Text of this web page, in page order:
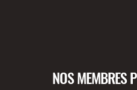
NOS MEMBRES